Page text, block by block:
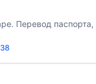
Перевод